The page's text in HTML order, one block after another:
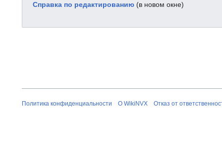
Справка по редактированию (в новом окне)
Политика конфиденциальности О WikiNVX Отказ от